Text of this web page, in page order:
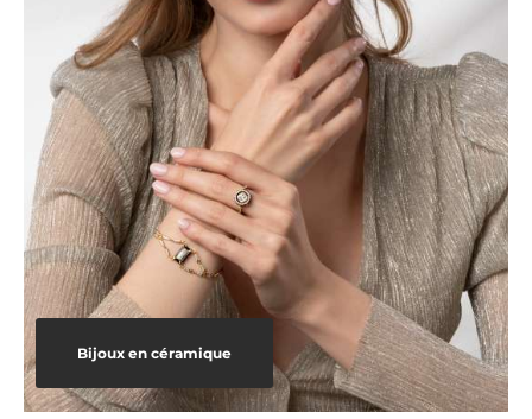
Bijoux en céramique